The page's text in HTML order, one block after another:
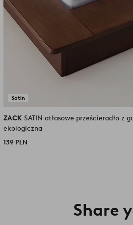
Satin
ZACK SATIN atłasowe prześcieradło z gumką
ekologiczna
139 PLN
Share